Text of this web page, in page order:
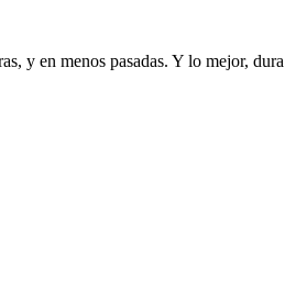
y en menos pasadas. Y lo mejor, dura